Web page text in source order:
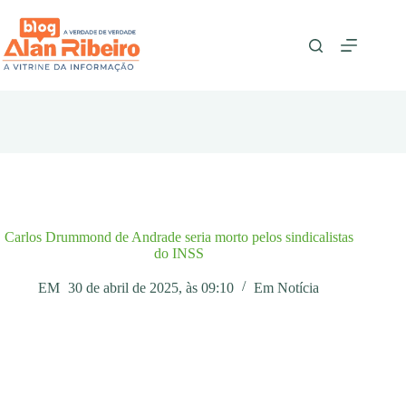
para
conteúdo
Carlos Drummond de Andrade seria morto pelos sindicalistas
do INSS
EM 30 de abril de 2025, às 09:10 Em Notícia